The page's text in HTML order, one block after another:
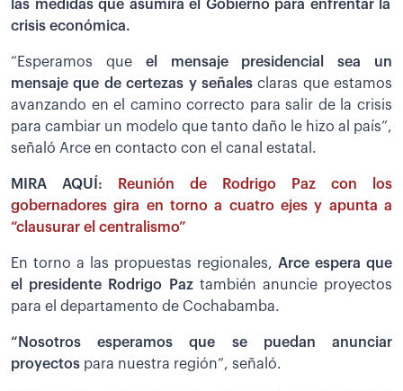
las medidas que asumirá el Gobierno para enfrentar la
crisis económica.
“Esperamos queel mensaje presidencial sea un
mensaje que de certezas y señalesclaras que estamos
avanzando en el camino correcto para salir de la crisis
para cambiar un modelo que tanto daño le hizo al país”,
señaló Arce en contacto con el canal estatal.
MIRA AQUÍ:
Reunión de Rodrigo Paz con los
gobernadores gira en torno a cuatro ejes y apunta a
“clausurar el centralismo”
En torno a las propuestas regionales, Arce espera que
el presidente Rodrigo Paz también anuncie proyectos
para el departamento de Cochabamba.
“Nosotros esperamos que se puedan anunciar
proyectos para nuestra región”, señaló.